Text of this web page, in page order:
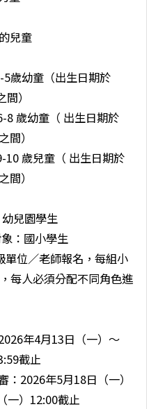
兒童
5歲幼童（出生日期於
）
8 歲幼童（ 出生日期於
）
10 歲兒童（ 出生日期於
）
兒園學生
：國小學生
單位／老師報名，每組小
每人必須分配不同角色進
年4月13日（一）～
截止
：2026年5月18日（一）
一）12:00截止